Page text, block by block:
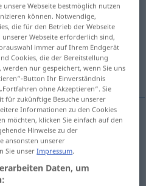
anklicken/antippen)
Webseite bestmöglich nutzen
können. Notwendige,
die für den Betrieb der Webseite
Webseite erforderlich sind,
immer auf Ihrem Endgerät
Cookies, die der Bereitstellung
nur gespeichert, wenn Sie uns
Button Ihr Einverständnis
ohne Akzeptieren“. Sie
für zukünftige Besuche unserer
Informationen zu den Cookies
möchten, klicken Sie einfach auf den
Hinweise zu der
ansonsten unserer
Sie unserImpressum.
Daten, um